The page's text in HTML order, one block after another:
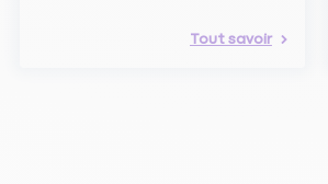
Tout savoir